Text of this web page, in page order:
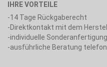
IHRE VORTEILE
-14 Tage Rückgaberecht
-Direktkontakt mit dem
-individuelle
-ausführliche Beratung